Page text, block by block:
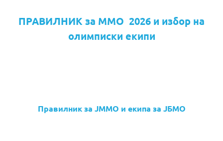
ПРАВИЛНИК за ММО 2026 и избор на
олимписки екипи
Правилник за ЈММО и екипа за ЈБМО